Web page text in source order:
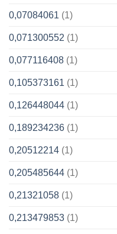
0,07084061 (1)
0,071300552 (1)
0,077116408 (1)
0,105373161 (1)
0,126448044 (1)
0,189234236 (1)
0,20512214 (1)
0,205485644 (1)
0,21321058 (1)
0,213479853 (1)